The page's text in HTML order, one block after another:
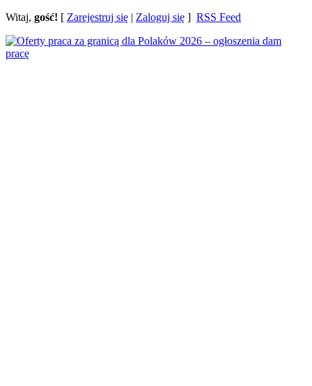
Witaj, gość! [ Zarejestruj się | Zaloguj się ] RSS Feed